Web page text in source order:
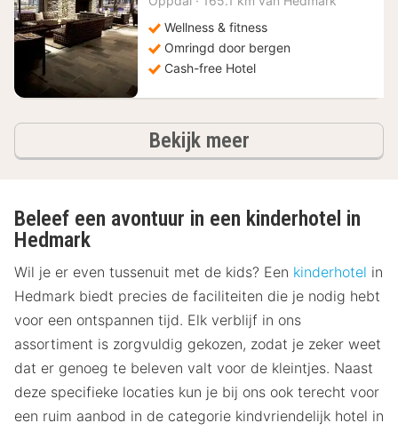
Wellness & fitness
Omringd door bergen
Cash-free Hotel
Bekijk meerhotels
Beleef een avontuur in een kinderhotel in
Hedmark
Wil je er even tussenuit met de kids? Een kinderhotel in
Hedmark biedt precies de faciliteiten die je nodig hebt
voor een ontspannen tijd. Elk verblijf in ons
assortiment is zorgvuldig gekozen, zodat je zeker weet
dat er genoeg te beleven valt voor de kleintjes. Naast
deze specifieke locaties kun je bij ons ook terecht voor
een ruim aanbod in de categorie kindvriendelijk hotel in